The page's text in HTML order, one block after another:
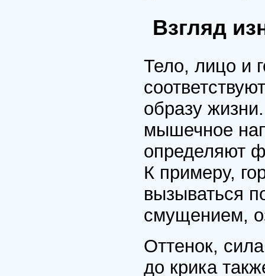
Взгляд
Тело, лицо и
образу
мышечное
определяют
К примеру,
вызываться
смущением,
Оттенок,
до крика